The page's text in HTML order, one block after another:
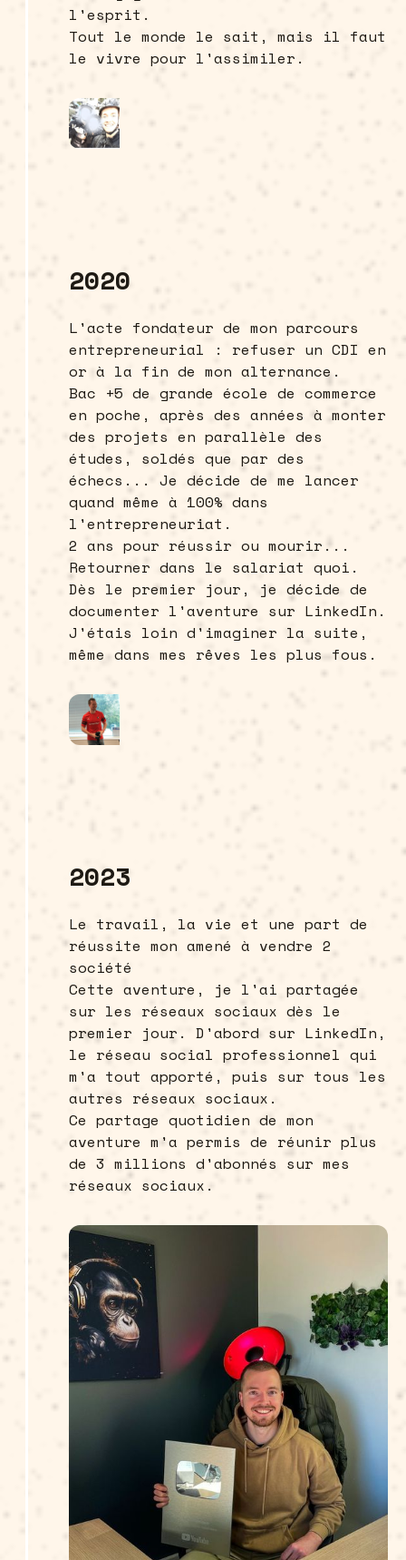
l'esprit.
Tout le monde le sait, mais il faut
le vivre pour l'assimiler.
2020
L'acte fondateur de mon parcours
entrepreneurial : refuser un CDI en
or à la fin de mon alternance.
Bac +5 de grande école de commerce
en poche, après des années à monter
des projets en parallèle des
études, soldés que par des
échecs... Je décide de me lancer
quand même à 100% dans
l'entrepreneuriat.
2 ans pour réussir ou mourir...
Retourner dans le salariat quoi.
Dès le premier jour, je décide de
documenter l'aventure sur LinkedIn.
J'étais loin d'imaginer la suite,
même dans mes rêves les plus fous.
2023
‍Le travail, la vie et une part de
réussite mon amené à vendre 2
société
Cette aventure, je l'ai partagée
sur les réseaux sociaux dès le
premier jour. D'abord sur LinkedIn,
le réseau social professionnel qui
m'a tout apporté, puis sur tous les
autres réseaux sociaux.
Ce partage quotidien de mon
aventure m'a permis de réunir plus
de 3 millions d'abonnés sur mes
réseaux sociaux.